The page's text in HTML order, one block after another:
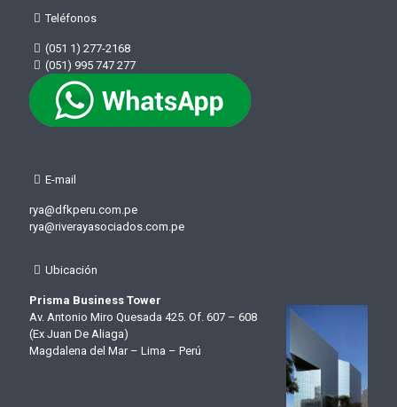
Teléfonos
(051 1) 277-2168
(051) 995 747 277
E-mail
rya@dfkperu.com.pe
rya@riverayasociados.com.pe
Ubicación
Prisma Business Tower
Av. Antonio Miro Quesada 425. Of. 607 – 608
(Ex Juan De Aliaga)
Magdalena del Mar – Lima – Perú